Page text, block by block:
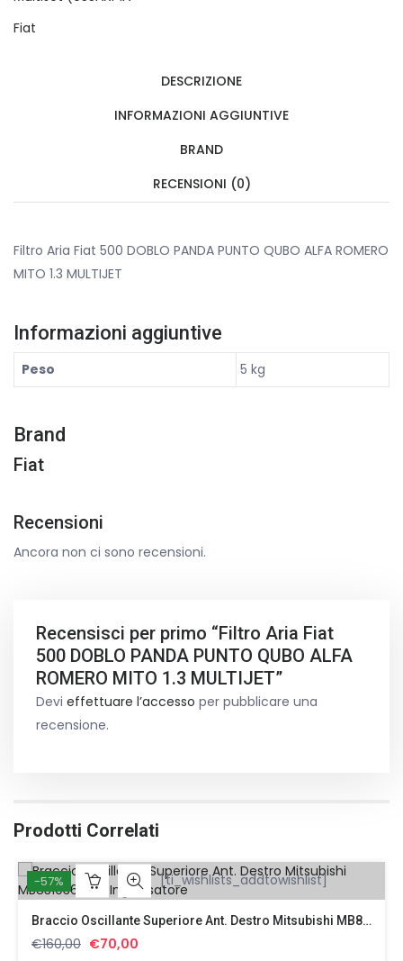
Fiat
DESCRIZIONE
INFORMAZIONI AGGIUNTIVE
BRAND
RECENSIONI (0)
Filtro Aria Fiat 500 DOBLO PANDA PUNTO QUBO ALFA ROMERO
MITO 1.3 MULTIJET
Informazioni aggiuntive
Peso 5 kg
Brand
Fiat
Recensioni
Ancora non ci sono recensioni.
Recensisci per primo “Filtro Aria Fiat
500 DOBLO PANDA PUNTO QUBO ALFA
ROMERO MITO 1.3 MULTIJET”
Devi effettuare l’accesso per pubblicare una
recensione.
Prodotti Correlati
-57% [ti_wishlists_addtowishlist]
Braccio Oscillante Superiore Ant. Destro Mitsubishi MB831036 Con Ingrassatore
€160,00 Il€70,00